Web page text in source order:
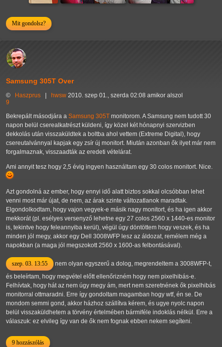
Mit gondolsz?
Samsung 305T Over
© Haszprus hwsw 2010. szep 01., szerda 02:08 amikor alszol
9
Bekrepált másodjára a Samsung 305T monitorom. A Samsung nem tudott 30
napon belül cserealkatrészt küldeni, így közel két hónapnyi szervizben
dekkolás után visszaküldtek a boltba ahol vettem (Extreme Digital), hogy
csereutalvánnyal kapjak egy zsír új monitort. Miután azonban ők ilyet már nem
forgalmaznak, visszaadták az eredeti vételárat.
Ami annyit tesz hogy 2,5 évig ingyen használtam egy 30 colos monitort. Nice.
Azt gondolná az ember, hogy ennyi idő alatt biztos sokkal olcsóbban lehet
venni most már újat, de nem, az árak szinte változatlanok maradtak.
Elgondolkodtam, hogy vajon vegyek-e másik nagy monitort, és ha igen akkor
mekkorát (pl. esélyes versenyző lehetne egy 27 colos 2560 x 1440-es monitor
is, tekintve hogy feleannyiba kerül), végül úgy döntöttem hogy veszek, és ha
minden jól megy, akkor egy Dell 3008WFP lesz az áldozat, remélem még a
napokban (a maga jól megszokott 2560 x 1600-as felbontásával).
szep. 03. 13:55
nem olyan egyszerű a dolog, megrendeltem a 3008WFP-t,
és beleírtam, hogy megvétel előtt ellenőrizném hogy nem pixelhibás-e.
Felhívtak, hogy hát az nem úgy megy ám, mert nem szeretnének ők pixelhibás
monitorral ottmaradni. Erre így gondoltam magamban hogy wtf, én se. De
mondom semmi gond, akkor házhoz szállítva kérem, és ugye nyolc napon
belül visszaküldhetem a törvény értelmében bármiféle indoklás nélkül. Erre a
válaszuk: ez elvileg így van de ők nem fognak ebben nekem segíteni.
9 hozzászólás